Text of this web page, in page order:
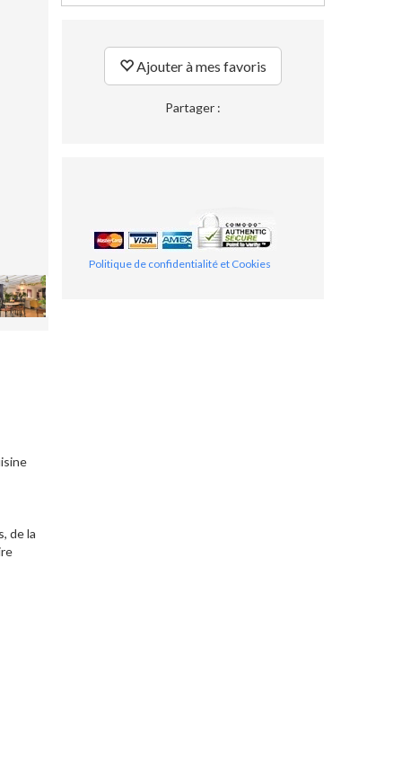
de la
Ajouter à mes favoris
Partager :
Politique de confidentialité et Cookies